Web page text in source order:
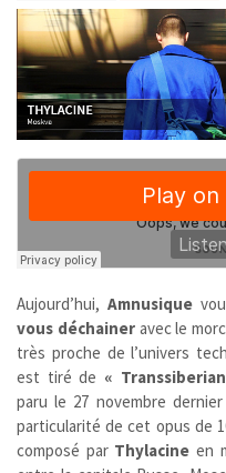
Aujourd’hui, Amnusique
vous déchaineravec le
très proche de l’univers
est tiré de «
paru le 27 novembre
particularité de cet opus de
composé par Thylacine en